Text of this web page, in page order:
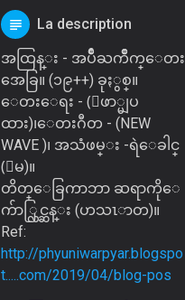
La description
အထြန္း - အပ်ိဳႀကိဳက္ေတး
အေခြ။ (၁၉++) ခုႏွစ္။
ေတးေရး - (ေဖာ္မျပ
ထား)၊ေတးဂီတ - (NEW
WAVE )၊ အသံဖမ္း -ရဲေခါင္
(ေမ)။
တိတ္ေခြကာဘာ ဆရာကိုေ
က်ာ္လြင္ဆန္း (ဟသၤာတ)။
Ref:
http://phyuniwarpyar.blogspo
t.....com/2019/04/blog-pos